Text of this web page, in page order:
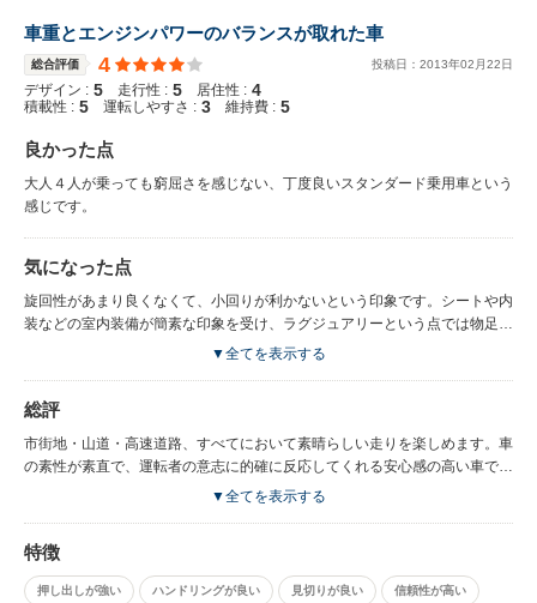
車重とエンジンパワーのバランスが取れた車
総合評価 4 投稿日： 2013年02 月22日
デザイン : 5 走行性 : 5 居住性 : 4
積載性 : 5 運転しやすさ : 3 維持費 : 5
良かった点
大人４人が乗っても窮屈さを感じない、丁度良いスタンダード乗用車という
感じです。
気になった点
旋回性があまり良くなくて、小回りが利かないという印象です。シートや内
装などの室内装備が簡素な印象を受け、ラグジュアリーという点では物足り
▼全てを表示する
総評
市街地・山道・高速道路、すべてにおいて素晴らしい走りを楽しめます。車
の素性が素直で、運転者の意志に的確に反応してくれる安心感の高い車で
▼全てを表示する
特徴
押し出しが強い ハンドリングが良い 見切りが良い 信頼性が高い